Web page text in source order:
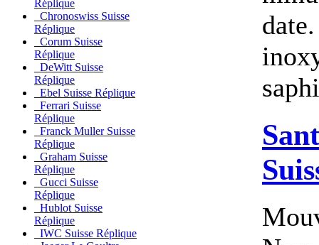
Réplique
Chronoswiss Suisse
Réplique
Corum Suisse
Réplique
DeWitt Suisse
Réplique
Ebel Suisse Réplique
Ferrari Suisse
Réplique
Franck Muller Suisse
Réplique
Graham Suisse
Réplique
Gucci Suisse
Réplique
Hublot Suisse
Réplique
IWC Suisse Réplique